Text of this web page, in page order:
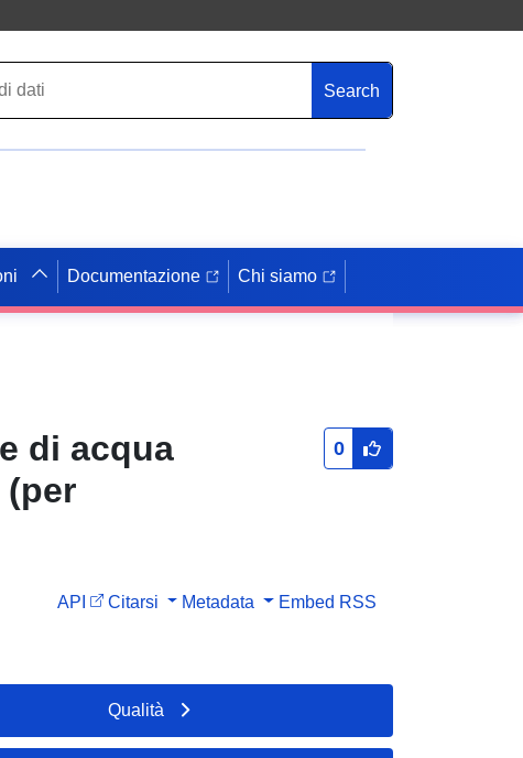
Search
Documentazione Chi siamo
di acqua
0
API Citarsi Metadata Embed RSS
Qualità